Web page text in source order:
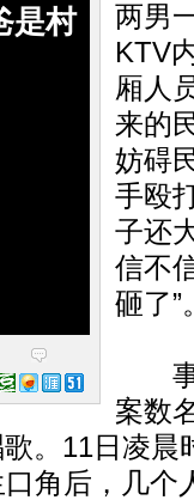
是村
两男
KTV
厢人
来的
妨碍
手殴
子还
信不
砸了”
事
案数
。11日凌晨
角后，几个